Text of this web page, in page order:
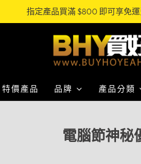
指定產品買滿 $800 即可享免
特價產品 品牌 產品分類
電腦節神秘